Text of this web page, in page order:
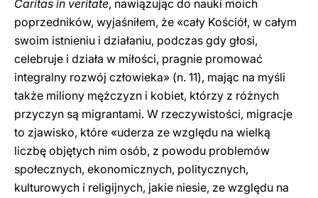
Caritas in veritate, nawiązując do nauki moich
poprzedników, wyjaśniłem, że «cały Kościół, w całym
swoim istnieniu i działaniu, podczas gdy głosi,
celebruje i działa w miłości, pragnie promować
integralny rozwój człowieka» (n. 11), mając na myśli
także miliony mężczyzn i kobiet, którzy z różnych
przyczyn są migrantami. W rzeczywistości, migracje
to zjawisko, które «uderza ze względu na wielką
liczbę objętych nim osób, z powodu problemów
społecznych, ekonomicznych, politycznych,
kulturowych i religijnych, jakie niesie, ze względu na